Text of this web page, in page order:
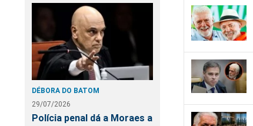
DÉBORA DO BATOM
29/07/2026
Polícia penal dá a Moraes a